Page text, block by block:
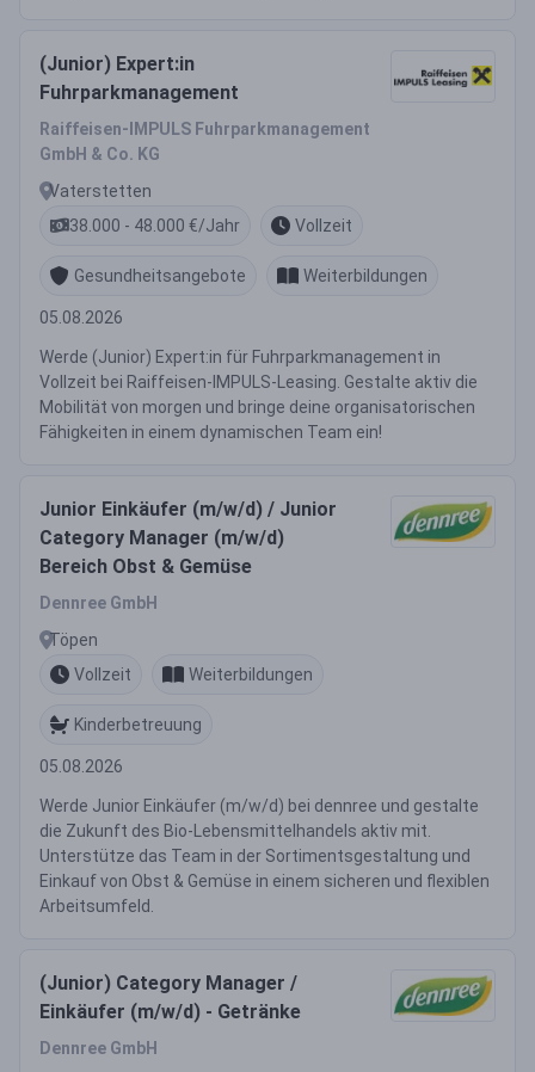
(Junior) Expert:in
Fuhrparkmanagement
Raiffeisen-IMPULS Fuhrparkmanagement
GmbH & Co. KG
Vaterstetten
38.000 - 48.000 €/Jahr
Vollzeit
Gesundheitsangebote Weiterbildungen
05.08.2026
Werde (Junior) Expert:in für Fuhrparkmanagement in
Vollzeit bei Raiffeisen-IMPULS-Leasing. Gestalte aktiv die
Mobilität von morgen und bringe deine organisatorischen
Fähigkeiten in einem dynamischen Team ein!
Junior Einkäufer (m/w/d) / Junior
Category Manager (m/w/d)
Bereich Obst & Gemüse
Dennree GmbH
Töpen
Vollzeit
Weiterbildungen
Kinderbetreuung
05.08.2026
Werde Junior Einkäufer (m/w/d) bei dennree und gestalte
die Zukunft des Bio-Lebensmittelhandels aktiv mit.
Unterstütze das Team in der Sortimentsgestaltung und
Einkauf von Obst & Gemüse in einem sicheren und flexiblen
Arbeitsumfeld.
(Junior) Category Manager /
Einkäufer (m/w/d) - Getränke
Dennree GmbH